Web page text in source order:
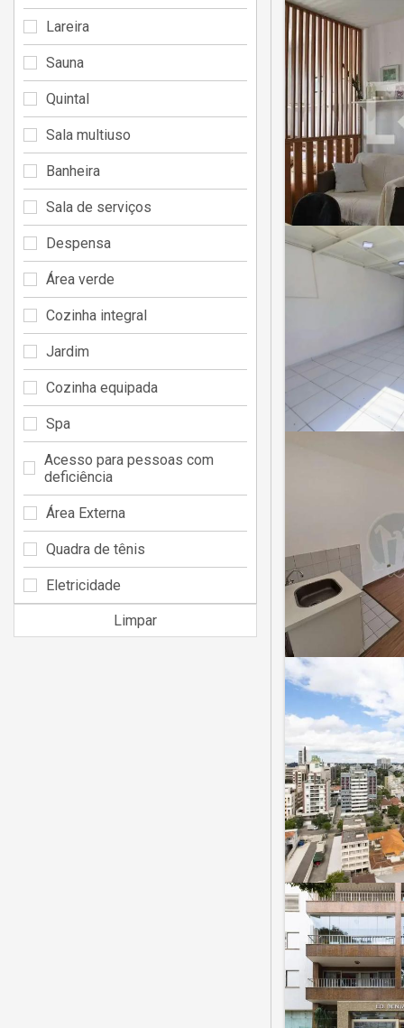
Lareira
Sauna
Quintal
Sala multiuso
Banheira
Sala de serviços
Despensa
Área verde
Cozinha integral
Jardim
Cozinha equipada
Spa
Acesso para pessoas com
deficiência
Área Externa
Quadra de tênis
Eletricidade
Limpar